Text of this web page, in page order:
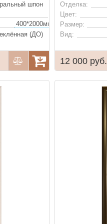
шпон
(ДО)
Отделка:
Цвет:
Размер:
Вид:
12 000 руб.